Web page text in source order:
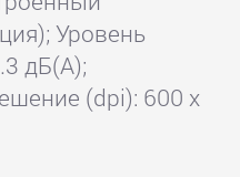
Уровень
дБ(А);
(dpi): 600 x